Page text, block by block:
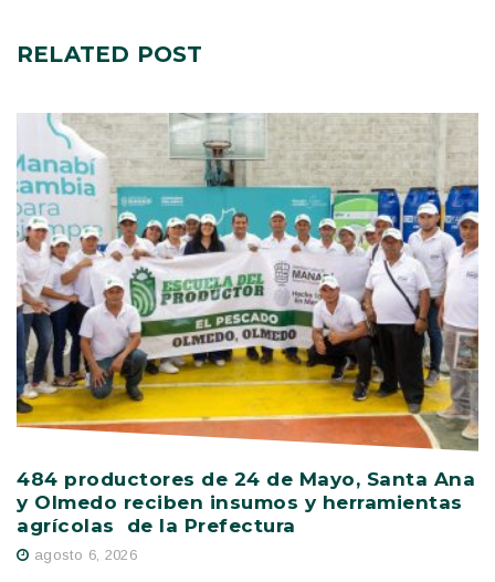
RELATED POST
484 productores de 24 de Mayo, Santa Ana
y Olmedo reciben insumos y herramientas
agrícolas de la Prefectura
agosto 6, 2026